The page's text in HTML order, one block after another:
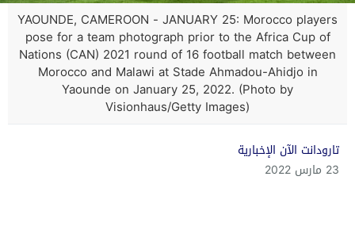
YAOUNDE, CAMEROON - JANUARY 25: Morocco players
pose for a team photograph prior to the Africa Cup of
Nations (CAN) 2021 round of 16 football match between
Morocco and Malawi at Stade Ahmadou-Ahidjo in
Yaounde on January 25, 2022. (Photo by
Visionhaus/Getty Images)
تارودانت الآن الإخبارية
23 مارس 2022